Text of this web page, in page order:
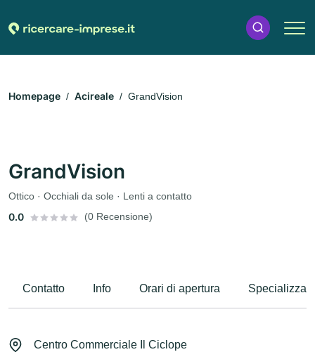
Homepage Acireale GrandVision
GrandVision
Ottico · Occhiali da sole · Lenti a contatto
0.0 (0 Recensione)
Contatto Info Orari di apertura
Centro Commerciale Il Ciclope